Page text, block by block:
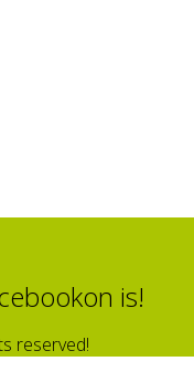
is!
reserved!